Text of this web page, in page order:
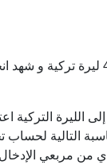
الحاسبة
أي من مربعي